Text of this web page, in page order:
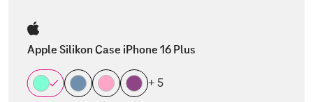
Apple Silikon Case iPhone 16 Plus
+ 5